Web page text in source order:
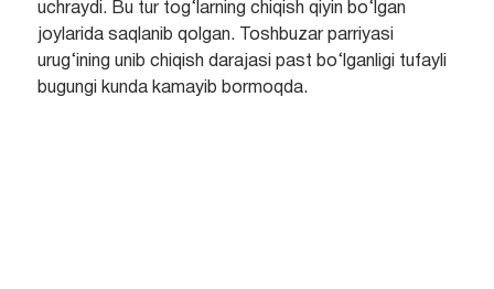
uchraydi. Bu tur tog‘larning chiqish qiyin bo‘lgan
joylarida saqlanib qolgan. Toshbuzar parriyasi
urug‘ining unib chiqish darajasi past bo‘lganligi tufayli
bugungi kunda kamayib bormoqda.